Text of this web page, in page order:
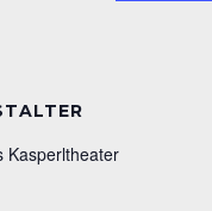
Kasperltheater